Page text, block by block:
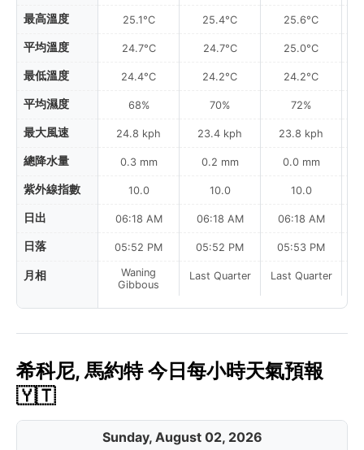
最高溫度
平均溫度
最低溫度
平均濕度
最大風速
總降水量
紫外線指數
日出
日落
月相
25.1°C
24.7°C
24.4°C
68%
24.8 kph
0.3 mm
10.0
06:18 AM
05:52 PM
Waning
Gibbous
25.4°C
24.7°C
24.2°C
70%
23.4 kph
0.2 mm
10.0
06:18 AM
05:52 PM
Last Quarter
25.6°C
25.0°C
24.2°C
72%
23.8 kph
0.0 mm
10.0
06:18 AM
05:53 PM
Last Quarter
希科尼, 馬約特 今日每小時天氣預報
🇾🇹
Sunday, August 02, 2026